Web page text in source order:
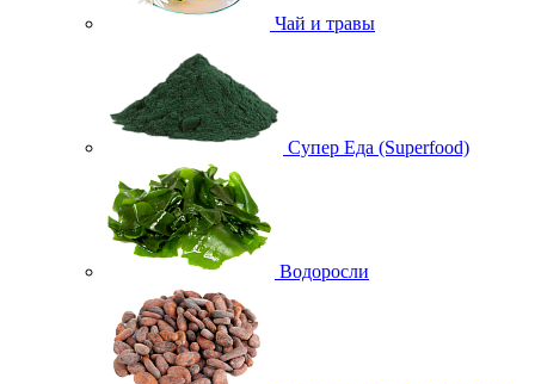
Чай и травы
Супер Еда (Superfood)
Водоросли